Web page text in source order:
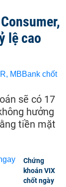
lệ cao
sẽ có 17
hưởng
tiền mặt
Chứng
khoán VIX
chốt ngày